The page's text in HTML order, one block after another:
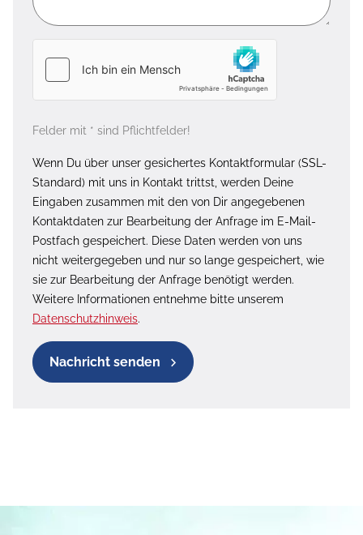
Felder mit * sind Pflichtfelder!
Wenn Du über unser gesichertes Kontaktformular (SSL-
Standard) mit uns in Kontakt trittst, werden Deine
Eingaben zusammen mit den von Dir angegebenen
Kontaktdaten zur Bearbeitung der Anfrage im E-Mail-
Postfach gespeichert. Diese Daten werden von uns
nicht weitergegeben und nur so lange gespeichert, wie
sie zur Bearbeitung der Anfrage benötigt werden.
Weitere Informationen entnehme bitte unserem
Datenschutzhinweis.
Nachricht senden